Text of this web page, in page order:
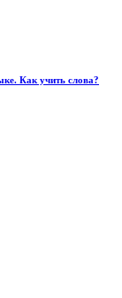
Как учить слова?